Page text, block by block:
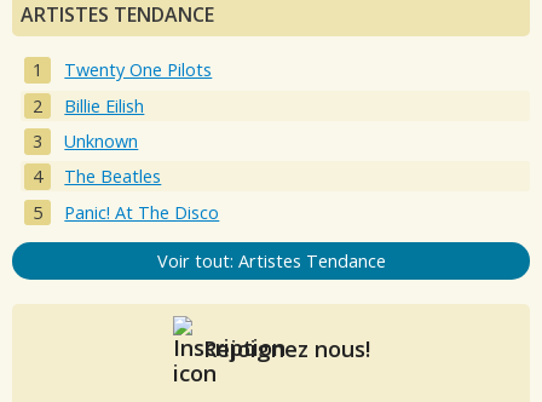
ARTISTES TENDANCE
Twenty One Pilots
Billie Eilish
Unknown
The Beatles
Panic! At The Disco
Voir tout: Artistes Tendance
Rejoignez nous!